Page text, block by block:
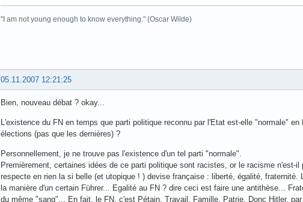
"I am not young enough to know everything." (Oscar Wilde)
05.11.2007 12:21:25
Bien, nouveau débat ? okay...
L'existence du FN en temps que parti politique reconnu par l'Etat est-elle "normale"
élections (pas que les dernières) ?
Personnellement, je ne trouve pas l'existence d'un tel parti "normale".
Premièrement, certaines idées de ce parti politique sont racistes, or le racisme n'est-
respecte en rien la si belle (et utopique ! ) devise française : liberté, égalité,
la manière d'un certain Führer... Egalité au FN ? dire ceci est faire une antithèse...
du même "sang"... En fait, le FN, c'est Pétain. Travail, Famille, Patrie. Donc Hitler,